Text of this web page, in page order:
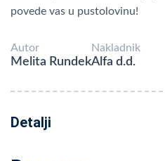
povede vas u pustolovinu!
Autor
Melita Rundek
Nakladnik
Alfa d.d.
Detalji